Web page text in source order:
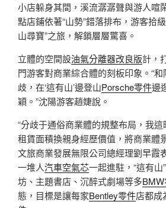
小店躲身其間，溪流潺潺聲與游人喧
點店鋪依著“山勢”錯落排布，游客拾
山尋寶”之旅，解鎖層層驚喜。
立體的空間設油氣分離器改良版計，
門游客對商業綜合體的刻板印象。“
歧，在‘這有山’邊登山Porsche零件邊
穎。”沈陽游客趙婕說。
“分歧于通俗商業體的規整布局，我
租賃面積換親身經歷價值，將商業體
文旅商業發展無限公司總經理劉早霞
一堆人汽車空氣芯一起進駐，“這有
坊、主題書店、沉醉式劇場等多
態，目標是讓每家Bentley零件店都成